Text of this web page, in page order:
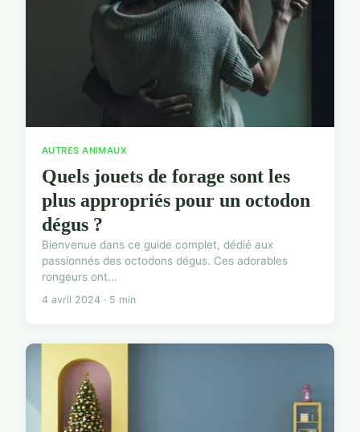
AUTRES ANIMAUX
Quels jouets de forage sont les
plus appropriés pour un octodon
dégus ?
Bienvenue dans ce guide complet, dédié aux
passionnés des octodons dégus. Ces adorables
rongeurs ont...
4 avril 2024 · 5 min